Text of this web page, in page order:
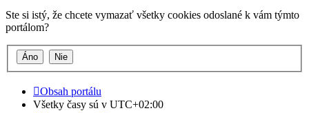
Ste si istý, že chcete vymazať všetky cookies odoslané k vám týmto
portálom?
Obsah portálu
Všetky časy sú v UTC+02:00